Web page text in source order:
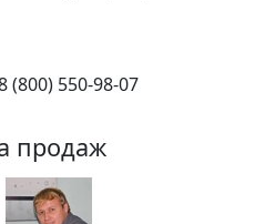
(800) 550-98-07
продаж